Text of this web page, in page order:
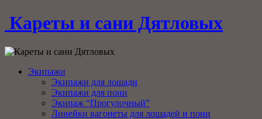
Кареты и сани Дятловых
Экипажи
Экипажи для лошади
Экипажи для пони
Экипаж “Прогулочный”
Линейки вагонеты для лошадей и пони